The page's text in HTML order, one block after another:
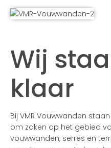
Wij
klaar
Bij VMR Vouwwanden
om zaken op het gebied
vouwwanden, serres en